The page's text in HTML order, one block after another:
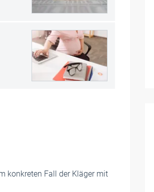
konkreten Fall der Kläger mit